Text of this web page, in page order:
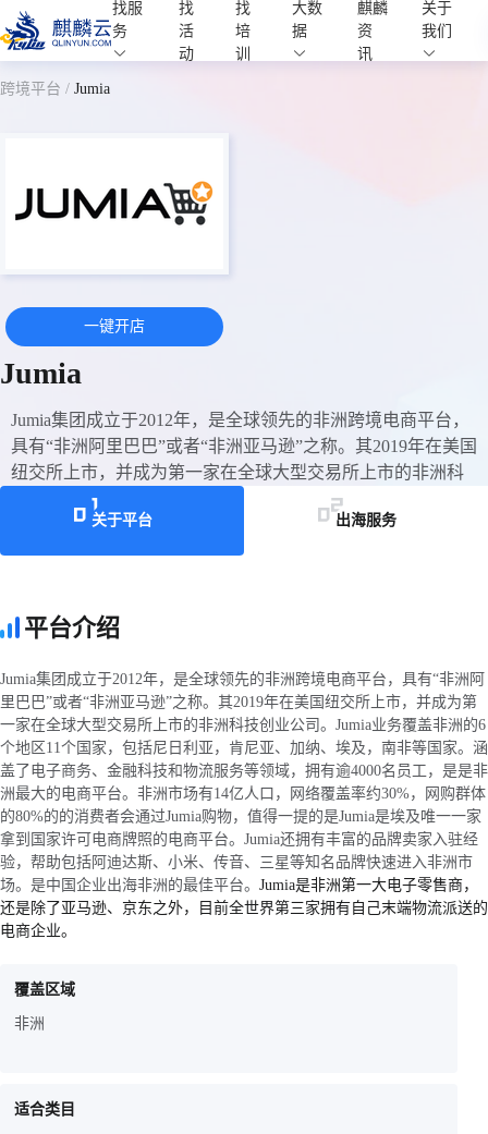
麒麟学院
Kylin Academy
找服
务
找
活
动
找
培
训
大数
据
麒麟
资
讯
关于
我们
跨境平台 / Jumia
一键开店
Jumia
Jumia集团成立于2012年，是全球领先的非洲跨境电商平台，
具有“非洲阿里巴巴”或者“非洲亚马逊”之称。其2019年在美国
纽交所上市，并成为第一家在全球大型交易所上市的非洲科
技创业公司。
关于平台 出海服务
平台介绍
Jumia集团成立于2012年，是全球领先的非洲跨境电商平台，具有“非洲阿
里巴巴”或者“非洲亚马逊”之称。其2019年在美国纽交所上市，并成为第
一家在全球大型交易所上市的非洲科技创业公司。Jumia业务覆盖非洲的6
个地区11个国家，包括尼日利亚，肯尼亚、加纳、埃及，南非等国家。涵
盖了电子商务、金融科技和物流服务等领域，拥有逾4000名员工，是是非
洲最大的电商平台。非洲市场有14亿人口，网络覆盖率约30%，网购群体
的80%的的消费者会通过Jumia购物，值得一提的是Jumia是埃及唯一一家
拿到国家许可电商牌照的电商平台。Jumia还拥有丰富的品牌卖家入驻经
验，帮助包括阿迪达斯、小米、传音、三星等知名品牌快速进入非洲市
场。是中国企业出海非洲的最佳平台。 Jumia是非洲第一大电子零售商，
还是除了亚马逊、京东之外，目前全世界第三家拥有自己末端物流派送的
电商企业。
覆盖区域
非洲
适合类目